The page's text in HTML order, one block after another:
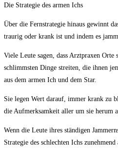
Die Strategie des armen Ichs
Über die Fernstrategie hinaus gewinnt
traurig oder krank ist und indem es
Viele Leute sagen, dass Arztpraxen Orte
schlimmsten Dinge streiten, die ihnen
aus dem armen Ich und dem Star.
Sie legen Wert darauf, immer krank zu
die Aufmerksamkeit aller um sie herum
Wenn die Leute ihres ständigen
Strategie des schlechten Ichs